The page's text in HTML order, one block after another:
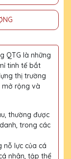
QTG là những
tinh tế bắt
thị trường
mở rộng và
thường được
trong các
nỗ lực của cá
nhân, tập thể